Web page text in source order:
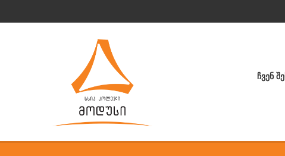
ᲩᲕᲔᲜ